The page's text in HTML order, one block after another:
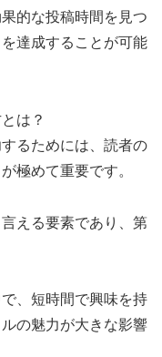
的な投稿時間を見つ
達成することが可能
は？
るためには、読者の
極めて重要です。
える要素であり、第
、短時間で興味を持
の魅力が大きな影響